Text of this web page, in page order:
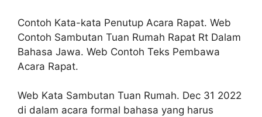
Contoh Kata-kata Penutup Acara Rapat. Web
Contoh Sambutan Tuan Rumah Rapat Rt Dalam
Bahasa Jawa. Web Contoh Teks Pembawa
Acara Rapat.
Web Kata Sambutan Tuan Rumah. Dec 31 2022
di dalam acara formal bahasa yang harus